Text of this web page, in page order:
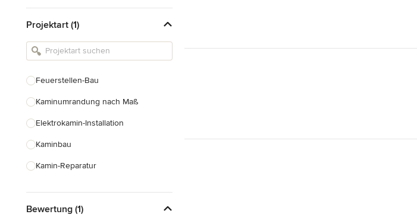
Landschaftsarchitekten
Armaturen & Sanitärbedarf
Projektart (1)
Feuerstellen-Bau
Kaminumrandung nach Maß
Elektrokamin-Installation
Kaminbau
Kamin-Reparatur
Gartenkamin-Bau
Bewertung (1)